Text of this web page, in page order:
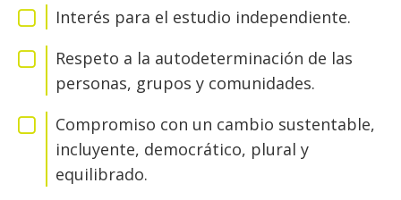
Interés para el estudio independiente.
Respeto a la autodeterminación de las
personas, grupos y comunidades.
Compromiso con un cambio sustentable,
incluyente, democrático, plural y
equilibrado.